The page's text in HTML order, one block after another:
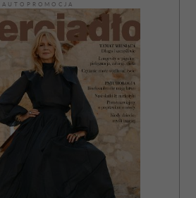
udostępniamy partnerom
i analitycznym.
te informacje z innymi danymi
lub uzyskanymi podczas
AUTOPROMOCJA